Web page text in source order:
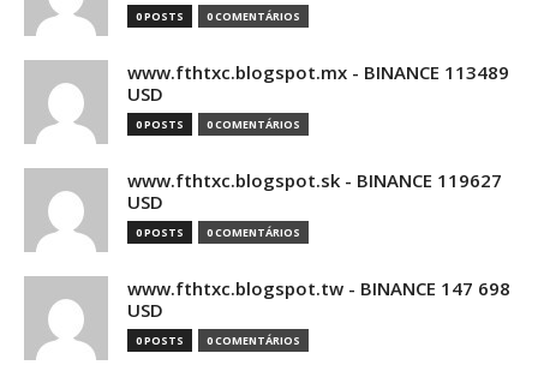
0 POSTS 0 COMENTÁRIOS
www.fthtxc.blogspot.mx - BINANCE 113489
USD
0 POSTS 0 COMENTÁRIOS
www.fthtxc.blogspot.sk - BINANCE 119627
USD
0 POSTS 0 COMENTÁRIOS
www.fthtxc.blogspot.tw - BINANCE 147 698
USD
0 POSTS 0 COMENTÁRIOS